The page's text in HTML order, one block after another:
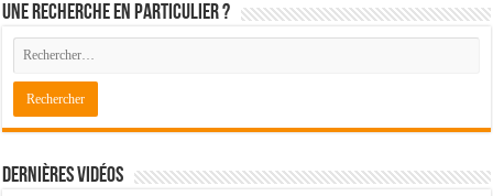
Une recherche en particulier ?
Dernières Vidéos